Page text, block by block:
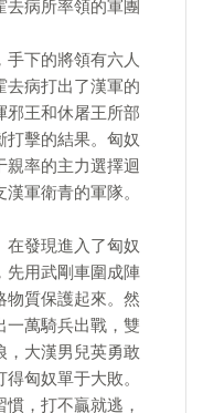
去病所率領的軍團
手下的將領有六人
去病打出了漢軍的
邪王和休屠王所部
打擊的結果。匈奴
親率的主力選擇迴
軍衛青的軍隊。
在發現進入了匈奴
先用武剛車圍成陣
物質保護起來。然
一萬騎兵出戰，雙
，大漢男兒英勇敢
匈奴單于大敗。
，打不贏就逃，